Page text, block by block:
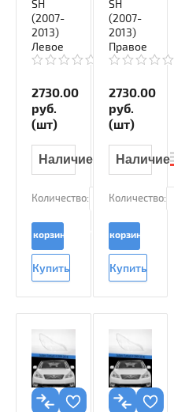
SH
(2007-
2013)
Левое
2730.00
руб.
(шт)
Наличие
Количество:
В корзину
Купить
в 1
SH
(2007-
2013)
Правое
2730.00
руб.
(шт)
Наличие
Количество:
В корзину
Купить
в 1